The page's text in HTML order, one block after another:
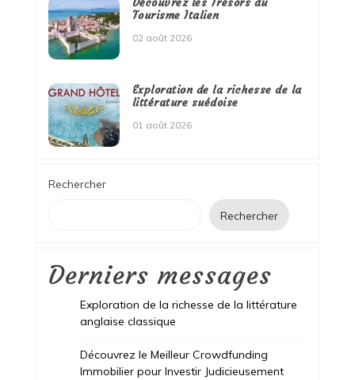
Tourisme Italien
02 août 2026
Exploration de la richesse de la
littérature suédoise
01 août 2026
Rechercher
Rechercher
Derniers messages
Exploration de la richesse de la littérature
anglaise classique
Découvrez le Meilleur Crowdfunding
Immobilier pour Investir Judicieusement